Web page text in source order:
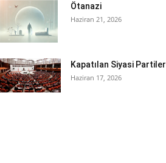
Ötanazi
Haziran 21, 2026
Kapatılan Siyasi Partiler
Haziran 17, 2026